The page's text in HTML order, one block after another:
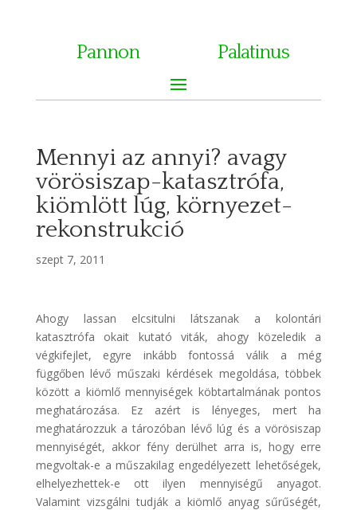
Pannon Palatinus
Mennyi az annyi? avagy
vörösiszap-katasztrófa,
kiömlött lúg, környezet-
rekonstrukció
szept 7, 2011
Ahogy lassan elcsitulni látszanak a kolontári
katasztrófa okait kutató viták, ahogy közeledik a
végkifejlet, egyre inkább fontossá válik a még
függőben lévő műszaki kérdések megoldása, többek
között a kiömlő mennyiségek köbtartalmának pontos
meghatározása. Ez azért is lényeges, mert ha
meghatározzuk a tározóban lévő lúg és a vörösiszap
mennyiségét, akkor fény derülhet arra is, hogy erre
megvoltak-e a műszakilag engedélyezett lehetőségek,
elhelyezhettek-e ott ilyen mennyiségű anyagot.
Valamint vizsgálni tudják a kiömlő anyag sűrűségét,